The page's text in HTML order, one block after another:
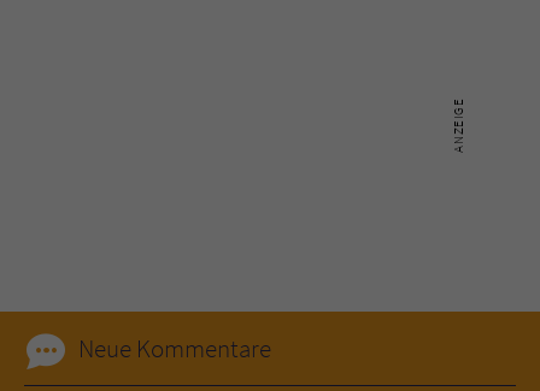
Neue Kommentare